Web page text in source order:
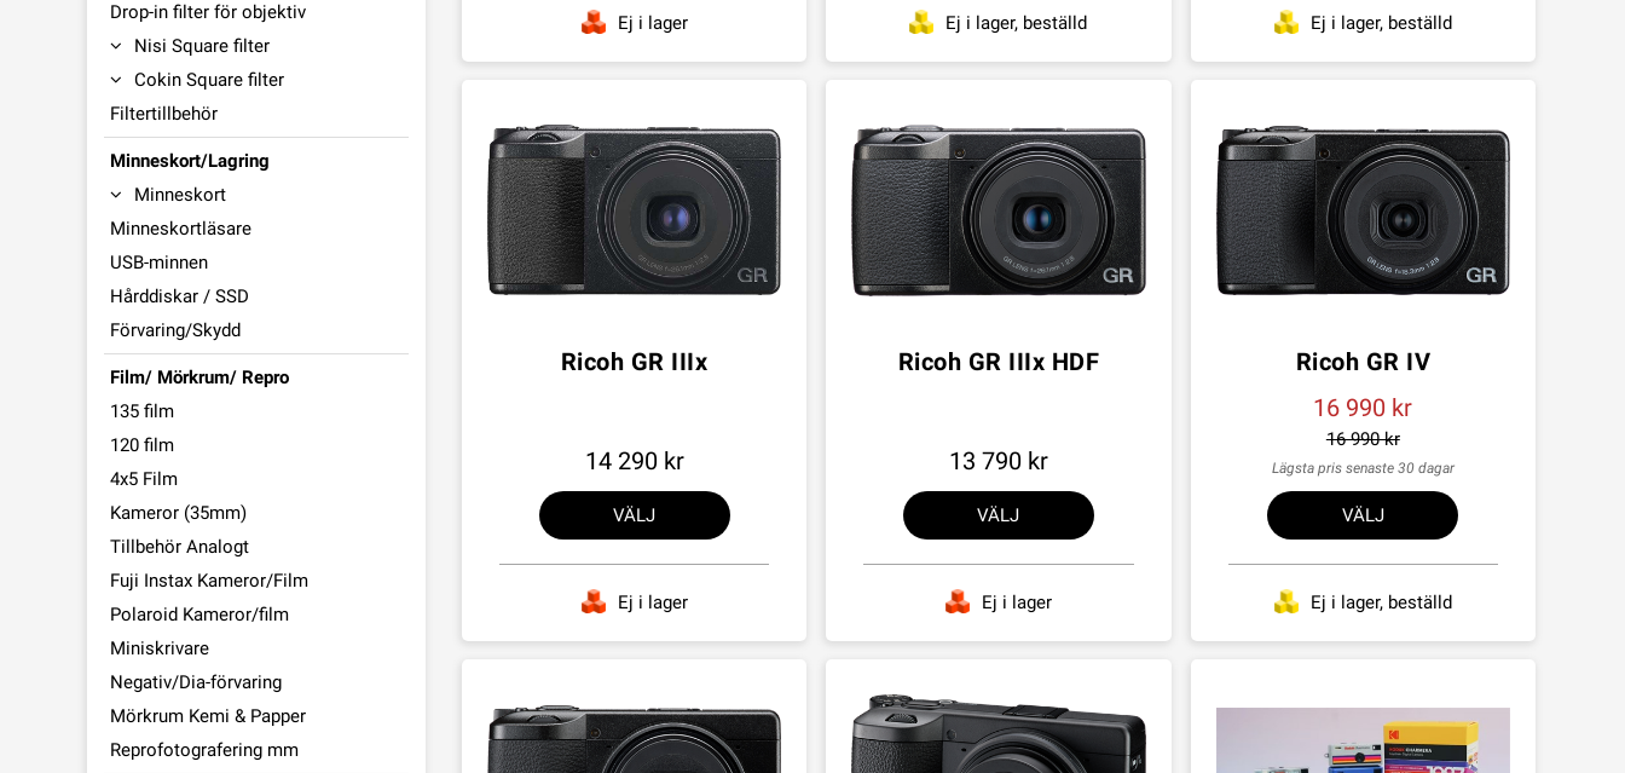
Drop-in filter för objektiv
Nisi Square filter
Cokin Square filter
Filtertillbehör
Minneskort/Lagring
Minneskort
Minneskortläsare
USB-minnen
Hårddiskar / SSD
Förvaring/Skydd
Film/ Mörkrum/ Repro
135 film
120 film
4x5 Film
Kameror (35mm)
Tillbehör Analogt
Fuji Instax Kameror/Film
Polaroid Kameror/film
Miniskrivare
Negativ/Dia-förvaring
Mörkrum Kemi & Papper
Reprofotografering mm
Ej i lager Ej i lager, beställd Ej i lager, beställd
Ricoh GR IIIx
14 290
VÄLJ
Ej i lager
Ricoh GR IIIx HDF
13 790
VÄLJ
Ej i lager
Ricoh GR IV
16 990
16 990
Lägsta pris senaste 30 dagar
VÄLJ
Ej i lager, beställd